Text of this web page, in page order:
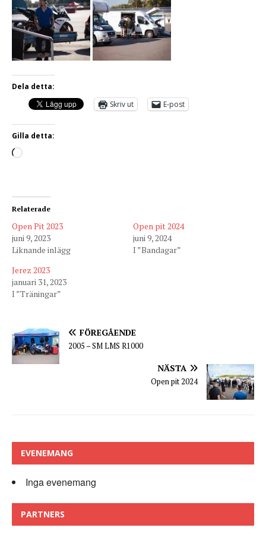
Dela detta:
Skriv ut
E-post
Gilla detta:
Relaterade
Open Pit 2023
juni 9, 2023
Liknande inlägg
Open pit 2024
juni 9, 2024
I ”Bandagar”
Jerez 2023
januari 31, 2023
I ”Träningar”
FÖREGÅENDE
2005 – SM LMS R1000
NÄSTA
Open pit 2024
EVENEMANG
Inga evenemang
PARTNERS